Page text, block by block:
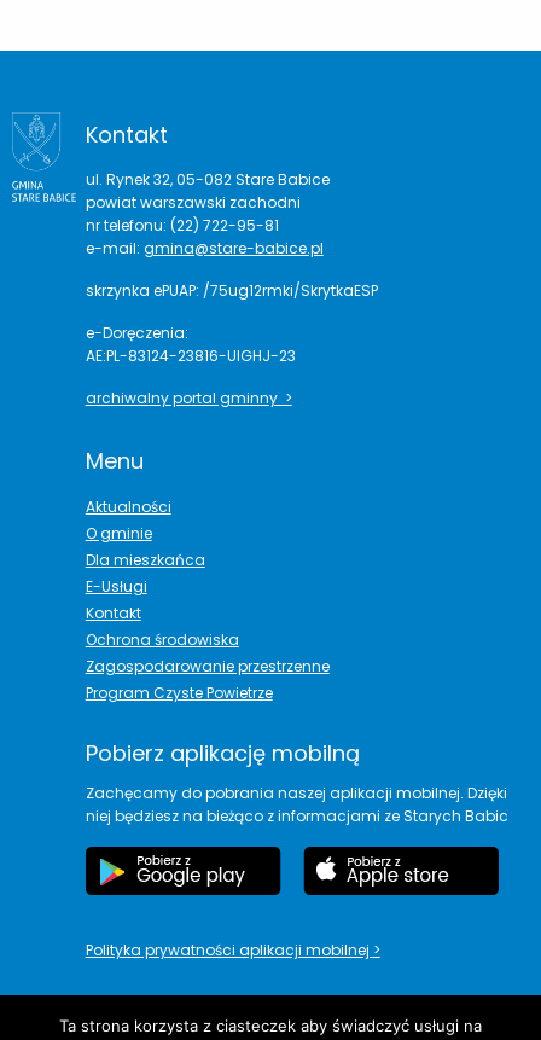
Kontakt
ul. Rynek 32, 05-082 Stare Babice
powiat warszawski zachodni
nr telefonu: (22) 722-95-81
e-mail: gmina@stare-babice.pl
skrzynka ePUAP: /75ug12rmki/SkrytkaESP
e-Doręczenia:
AE:PL-83124-23816-UIGHJ-23
archiwalny portal gminny >
Menu
Aktualności
O gminie
Dla mieszkańca
E-Usługi
Kontakt
Ochrona środowiska
Zagospodarowanie przestrzenne
Program Czyste Powietrze
Pobierz aplikację mobilną
Zachęcamy do pobrania naszej aplikacji mobilnej. Dzięki
niej będziesz na bieżąco z informacjami ze Starych Babic
Polityka prywatności aplikacji mobilnej >
Ta strona korzysta z ciasteczek aby świadczyć usługi na